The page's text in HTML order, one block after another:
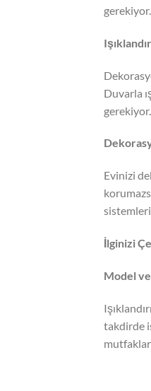
gerekiyor.
Duvarla
gerekiyor.
Evinizi
İlginizi
Model
takdirde